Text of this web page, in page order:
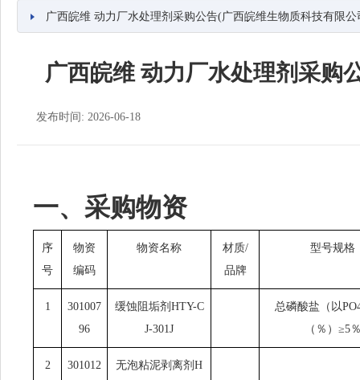
广西皖维 动力厂水处理剂采购公告(广西皖维生物质科技有限公
广西皖维 动力厂水处理剂采购
发布时间: 2026-06-18
一、采购物资
序
号
物资
编码
物资名称
材质/
品牌
型号规格
1
301007
96
缓蚀阻垢剂HTY-C
J-301J
总磷酸盐（以
（％）≥5
2
301012
无泡粘泥剥离剂H